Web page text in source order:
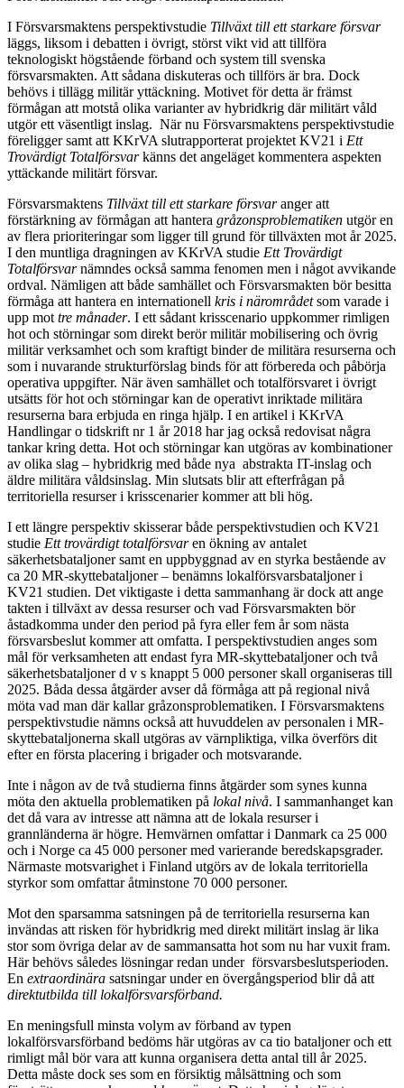
I Försvarsmaktens perspektivstudie Tillväxt till ett starkare försvar
läggs, liksom i debatten i övrigt, störst vikt vid att tillföra
teknologiskt högstående förband och system till svenska
försvarsmakten. Att sådana diskuteras och tillförs är bra. Dock
behövs i tillägg militär yttäckning. Motivet för detta är främst
förmågan att motstå olika varianter av hybridkrig där militärt våld
utgör ett väsentligt inslag. När nu Försvarsmaktens perspektivstudie
föreligger samt att KKrVA slutrapporterat projektet KV21 i Ett
Trovärdigt Totalförsvarkänns det angeläget kommentera aspekten
yttäckande militärt försvar.
Försvarsmaktens Tillväxt till ett starkare försvaranger att
förstärkning av förmågan att han­tera gråzonsproblematiken utgör en
av flera prioriteringar som ligger till grund för tillväxten mot år 2025.
I den muntliga dragningen av KKrVA studie Ett Trovärdigt
Totalförsvarnämndes också samma fenomen men i något avvikande
ordval. Nämligen att både samhället och Försvarsmakten bör besitta
förmåga att hantera en internationell kris i närområdetsom varade i
upp mot tre månader. I ett sådant krisscenario uppkommer rimligen
hot och störningar som direkt berör militär mobilisering och övrig
militär verksamhet och som kraftigt binder de militära resurserna och
som i nuvarande strukturförslag binds för att förbereda och påbörja
operativa uppgifter. När även samhället och totalförsvaret i övrigt
utsätts för hot och störningar kan de operativt inriktade militära
resurserna bara erbjuda en ringa hjälp. I en artikel i KKrVA
Handlingar o tidskrift nr 1 år 2018 har jag också redovisat några
tankar kring detta. Hot och störningar kan utgöras av kombinationer
av olika slag – hybridkrig med både nya abstrakta IT-inslag och
äldre militära våldsinslag. Min slutsats blir att efterfrågan på
territoriella resurser i krisscenarier kommer att bli hög.
I ett längre perspektiv skisserar både perspektivstudien och KV21
studie Ett trovärdigt totalförsvaren ökning av antalet
säkerhetsbataljoner samt en uppbyggnad av en styrka bestående av
ca 20 MR-skyttebataljoner – benämns lokalförsvars­bataljoner i
KV21 studien. Det viktigaste i detta sammanhang är dock att ange
takten i tillväxt av dessa resurser och vad Försvarsmakten bör
åstadkomma under den period på fyra eller fem år som nästa
försvarsbeslut kommer att omfatta. I perspektivstudien anges som
mål för verksamheten att endast fyra MR-skyttebataljoner och två
säkerhetsbataljoner d v s knappt 5 000 personer skall organiseras till
2025. Båda dessa åtgärder avser då förmåga att på regional nivå
möta vad man där kallar gråzonsproblematiken. I Försvarsmaktens
perspektivstudie nämns också att huvuddelen av personalen i MR-
skyttebataljonerna skall utgöras av värnpliktiga, vilka överförs dit
efter en första placering i brigader och motsvarande.
Inte i någon av de två studierna finns åtgärder som synes kunna
möta den aktuella problematiken på lokal nivå. I sammanhanget kan
det då vara av intresse att nämna att de lokala resurser i
grannländerna är högre. Hemvärnen omfattar i Danmark ca 25 000
och i Norge ca 45 000 personer med varierande beredskapsgrader.
Närmaste motsvarighet i Finland utgörs av de lokala territoriella
styrkor som omfattar åtminstone 70 000 personer.
Mot den sparsamma satsningen på de territoriella resurserna kan
invändas att risken för hybridkrig med direkt militärt inslag är lika
stor som övriga delar av de sammansatta hot som nu har vuxit fram.
Här behövs således lösningar redan under försvarsbeslutsperioden.
En extraordinära satsningar under en övergångsperiod blir då att
direktutbilda till lokalförsvarsförband.
En meningsfull minsta volym av förband av typen
lokalförsvarsförband bedöms här utgöras av ca tio bataljoner och ett
rimligt mål bör vara att kunna organisera detta antal till år 2025.
Detta måste dock ses som en försiktig målsättning och som